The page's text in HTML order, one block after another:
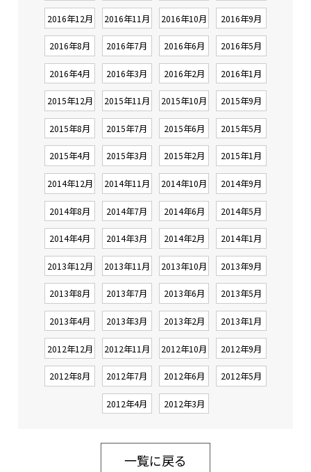
2016年12月 2016年11月 2016年10月 2016年9月
2016年8月 2016年7月 2016年6月 2016年5月
2016年4月 2016年3月 2016年2月 2016年1月
2015年12月 2015年11月 2015年10月 2015年9月
2015年8月 2015年7月 2015年6月 2015年5月
2015年4月 2015年3月 2015年2月 2015年1月
2014年12月 2014年11月 2014年10月 2014年9月
2014年8月 2014年7月 2014年6月 2014年5月
2014年4月 2014年3月 2014年2月 2014年1月
2013年12月 2013年11月 2013年10月 2013年9月
2013年8月 2013年7月 2013年6月 2013年5月
2013年4月 2013年3月 2013年2月 2013年1月
2012年12月 2012年11月 2012年10月 2012年9月
2012年8月 2012年7月 2012年6月 2012年5月
2012年4月 2012年3月
一覧に戻る